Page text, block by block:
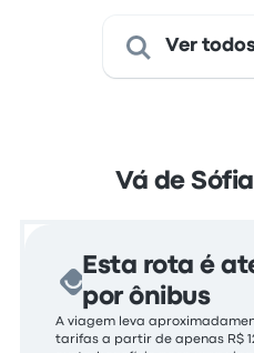
Ver
Vá de
Esta rota é
por ônibus
A viagem leva
tarifas a partir de apenas R$